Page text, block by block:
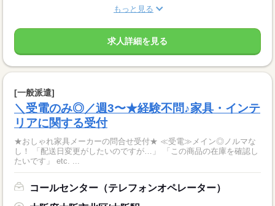
もっと見る
求人詳細を見る
[一般派遣]
＼受電のみ◎／週3〜★経験不問♪家具・インテ
リアに関する受付
★おしゃれ家具メーカーの問合せ受付★ ≪受電≫メイン◎ノルマな
し！ 「配送日変更がしたいのですが…」 「この商品の在庫を確認し
たいです」 etc. ...
コールセンター（テレフォンオペレーター）